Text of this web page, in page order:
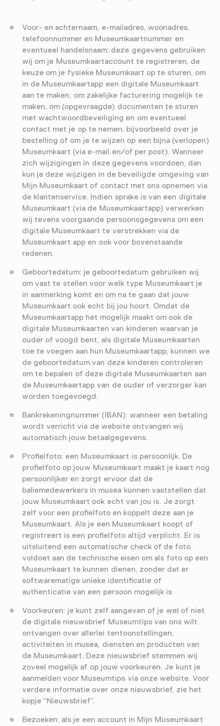
Voor- en achternaam, e-mailadres, woonadres,
telefoonnummer en Museumkaartnummer en
eventueel handelsnaam: deze gegevens gebruiken
wij om je Museumkaartaccount te registreren, de
keuze om je fysieke Museumkaart op te sturen, om
in de Museumkaartapp een digitale Museumkaart
aan te maken, om zakelijke facturering mogelijk te
maken, om (opgevraagde) documenten te sturen
met wachtwoordbeveiliging en om eventueel
contact met je op te nemen, bijvoorbeeld over je
bestelling of om je te wijzen op een bijna (verlopen)
Museumkaart (via e-mail en/of per post). Wanneer
zich wijzigingen in deze gegevens voordoen, dan
kun je deze wijzigen in de beveiligde omgeving van
Mijn Museumkaart of contact met ons opnemen via
de klantenservice. Indien sprake is van een digitale
Museumkaart (via de Museumkaartapp) verwerken
wij tevens voorgaande persoonsgegevens om een
digitale Museumkaart te verstrekken via de
Museumkaart app en ook voor bovenstaande
redenen.
Geboortedatum: je geboortedatum gebruiken wij
om vast te stellen voor welk type Museumkaart je
in aanmerking komt en om na te gaan dat jouw
Museumkaart ook echt bij jou hoort. Omdat de
Museumkaartapp het mogelijk maakt om ook de
digitale Museumkaarten van kinderen waarvan je
ouder of voogd bent, als digitale Museumkaarten
toe te voegen aan hun Museumkaartapp, kunnen we
de geboortedatum van deze kinderen controleren
om te bepalen of deze digitale Museumkaarten aan
de Museumkaartapp van de ouder of verzorger kan
worden toegevoegd.
Bankrekeningnummer (IBAN): wanneer een betaling
wordt verricht via de website ontvangen wij
automatisch jouw betaalgegevens.
Profielfoto: een Museumkaart is persoonlijk. De
profielfoto op jouw Museumkaart maakt je kaart nog
persoonlijker en zorgt ervoor dat de
baliemedewerkers in musea kunnen vaststellen dat
jouw Museumkaart ook echt van jou is. Je zorgt
zelf voor een profielfoto en koppelt deze aan je
Museumkaart. Als je een Museumkaart koopt of
registreert is een profielfoto altijd verplicht. Er is
uitsluitend een automatische check of de foto
voldoet aan de technische eisen om als foto op een
Museumkaart te kunnen dienen, zonder dat er
softwarematige unieke identificatie of
authenticatie van een persoon mogelijk is.
Voorkeuren: je kunt zelf aangeven of je wel of niet
de digitale nieuwsbrief Museumtips van ons wilt
ontvangen over allerlei tentoonstellingen,
activiteiten in musea, diensten en producten van
de Museumkaart. Deze nieuwsbrief stemmen wij
zoveel mogelijk af op jouw voorkeuren. Je kunt je
aanmelden voor Museumtips via onze website. Voor
verdere informatie over onze nieuwsbrief, zie het
kopje “Nieuwsbrief”.
Bezoeken: als je een account in Mijn Museumkaart